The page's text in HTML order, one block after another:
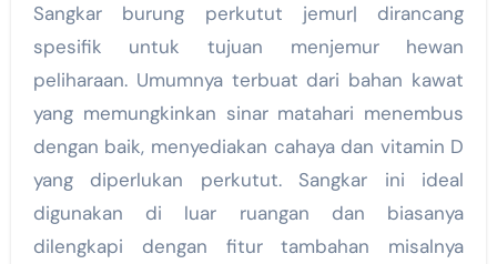
Sangkar burung perkutut jemur| dirancang
spesifik untuk tujuan menjemur hewan
peliharaan. Umumnya terbuat dari bahan kawat
yang memungkinkan sinar matahari menembus
dengan baik, menyediakan cahaya dan vitamin D
yang diperlukan perkutut. Sangkar ini ideal
digunakan di luar ruangan dan biasanya
dilengkapi dengan fitur tambahan misalnya